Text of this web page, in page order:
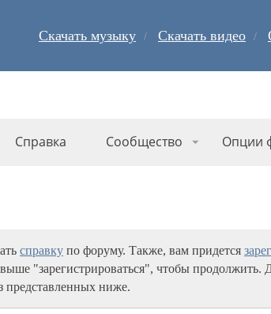
Скачать музыку Скачать видео
Справка Сообщество Опции
справку по форуму. Также, вам придется
"зарегистрироваться", чтобы продолжить.
представленных ниже.